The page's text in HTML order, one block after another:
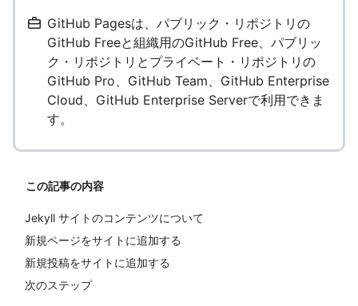
GitHub Pagesは、パブリック・リポジトリの
GitHub Freeと組織用のGitHub Free、パブリッ
ク・リポジトリとプライベート・リポジトリの
GitHub Pro、GitHub Team、GitHub Enterprise
Cloud、GitHub Enterprise Serverで利用できま
す。
この記事の内容
Jekyll サイトのコンテンツについて
新規ページをサイトに追加する
新規投稿をサイトに追加する
次のステップ